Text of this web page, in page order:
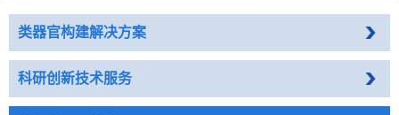
类器官构建解决方案
科研创新技术服务